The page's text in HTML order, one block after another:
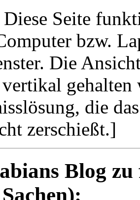
Seite
bzw.
Die
gehalten
die
zerschießt.]
Blog